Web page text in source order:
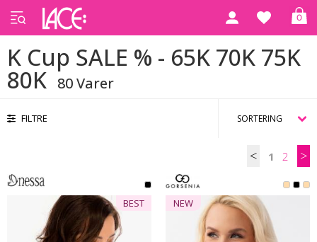
0
Forside K Cup SALE % - 65K 70K 75K 80K
K Cup SALE % - 65K 70K 75K
80K 80 Varer
FILTRE
< 1 2 >
BEST NEW